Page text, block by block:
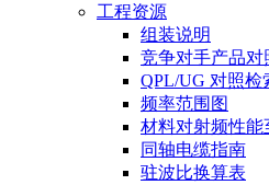
工程资源
组装说明
竞争对手产品对
QPL/UG 对照检
频率范围图
材料对射频性能
同轴电缆指南
驻波比换算表